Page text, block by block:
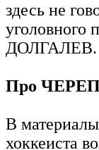
здесь не
уголовного
ДОЛГАЛЕВ.
Про
В
хоккеиста